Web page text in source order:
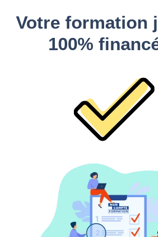
Votre formation
100%